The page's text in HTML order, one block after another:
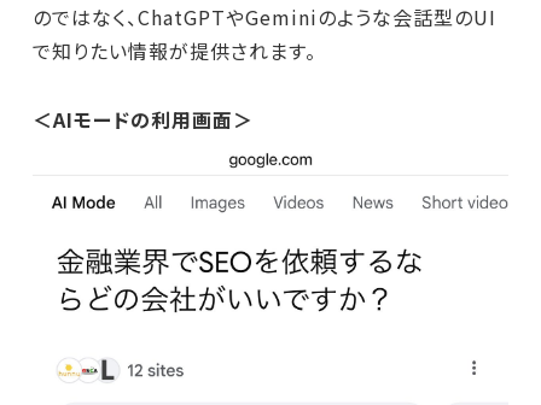
のではなく、ChatGPTやGeminiのような会話型のUI
で知りたい情報が提供されます。
＜AIモードの利用画面＞